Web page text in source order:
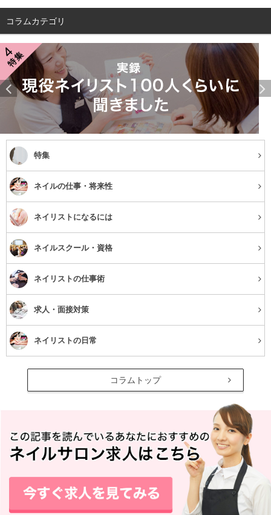
コラムカテゴリ
特集
ネイルの仕事・将来性
ネイリストになるには
ネイルスクール・資格
ネイリストの仕事術
求人・面接対策
ネイリストの日常
コラムトップ